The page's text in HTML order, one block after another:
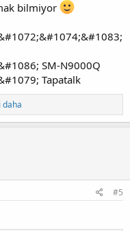
bilmiyor
SM-N9000Q
Tapatalk
daha
#5